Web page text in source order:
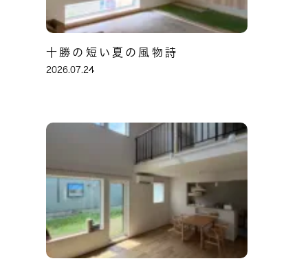
十勝の短い夏の風物詩
2026.07.24